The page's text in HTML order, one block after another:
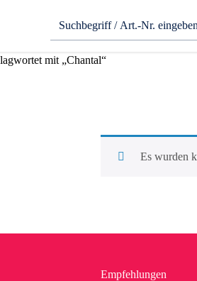
mit „Chantal“
Es wurden
Empfehlungen